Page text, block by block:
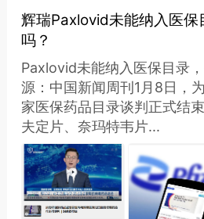
·特急预警】关
节返乡期间“闪
急提示
0
如何购买【理肺
【养正护络膏
辉瑞Paxlovid未能纳入医保
吗？
Paxlovid未能纳入医保目录
源：中国新闻周刊1月8日，
家医保药品目录谈判正式结
夫定片、奈玛特韦片...